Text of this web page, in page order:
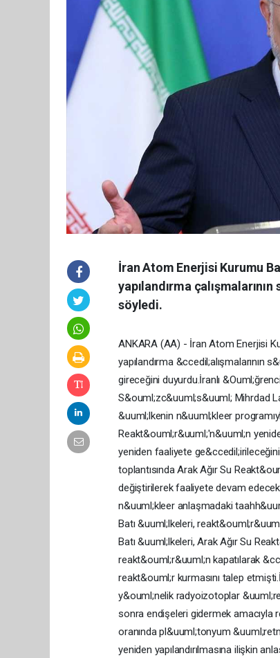
İran Atom Enerjisi Kurumu
yapılandırma
söyledi.
ANKARA (AA) - İran Atom Enerjisi
yapılandırma
gireceğini duyurdu.İranlı
S&ouml;zc&uuml;s&uuml; Mihrdad
&uuml;lkenin n&uuml;kleer
Reakt&ouml;r&uuml;'n&uuml;n
yeniden faaliyete
toplantısında Arak Ağır Su
değiştirilerek faaliyete devam
n&uuml;kleer anlaşmadaki
Batı &uuml;lkeleri,
Batı &uuml;lkeleri, Arak Ağır Su
reakt&ouml;r&uuml;n kapatılarak
reakt&ouml;r kurmasını talep
y&ouml;nelik radyoizotoplar
sonra endişeleri gidermek amacıyla
oranında pl&uuml;tonyum
yeniden yapılandırılmasına ilişkin